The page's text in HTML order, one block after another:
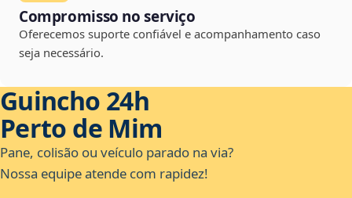
Compromisso no serviço
Oferecemos suporte confiável e acompanhamento caso
seja necessário.
Guincho 24h
Perto de Mim
Pane, colisão ou veículo parado na via?
Nossa equipe atende com rapidez!